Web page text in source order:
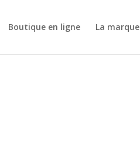
Boutique en ligne La marque